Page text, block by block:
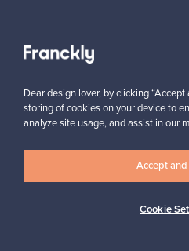
Aitoa designia
Dear design lover, by clicking
storing of cookies on your device to
analyze site usage, and assist in our
Cookie
Accept and